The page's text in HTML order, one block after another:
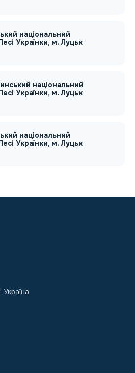
національний
Українки, м. Луцьк
національний
Українки, м. Луцьк
національний
Українки, м. Луцьк
Україна